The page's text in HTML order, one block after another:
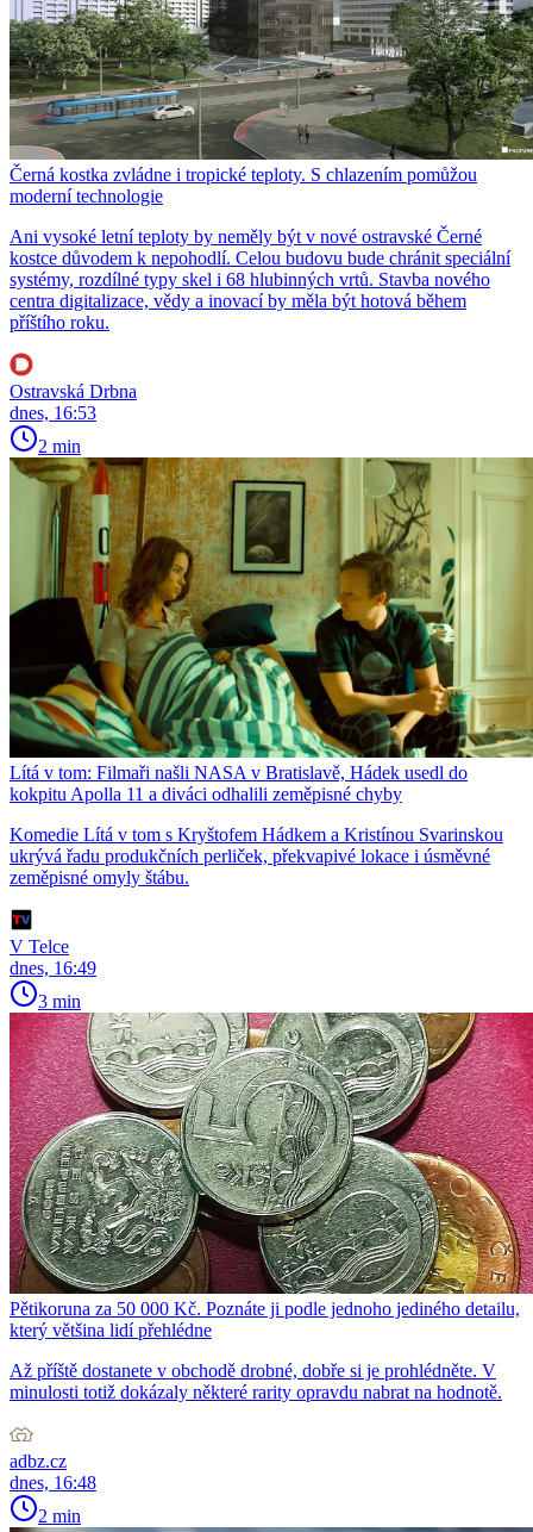
Černá kostka zvládne i tropické teploty. S chlazením pomůžou
moderní technologie
Ani vysoké letní teploty by neměly být v nové ostravské Černé
kostce důvodem k nepohodlí. Celou budovu bude chránit speciální
systémy, rozdílné typy skel i 68 hlubinných vrtů. Stavba nového
centra digitalizace, vědy a inovací by měla být hotová během
příštího roku.
Ostravská Drbna
dnes, 16:53
2 min
Lítá v tom: Filmaři našli NASA v Bratislavě, Hádek usedl do
kokpitu Apolla 11 a diváci odhalili zeměpisné chyby
Komedie Lítá v tom s Kryštofem Hádkem a Kristínou Svarinskou
ukrývá řadu produkčních perliček, překvapivé lokace i úsměvné
zeměpisné omyly štábu.
V Telce
dnes, 16:49
3 min
Pětikoruna za 50 000 Kč. Poznáte ji podle jednoho jediného detailu,
který většina lidí přehlédne
Až příště dostanete v obchodě drobné, dobře si je prohlédněte. V
minulosti totiž dokázaly některé rarity opravdu nabrat na hodnotě.
adbz.cz
dnes, 16:48
2 min